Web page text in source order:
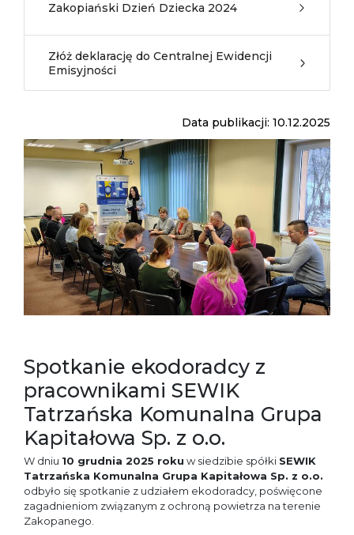
Zakopiański Dzień Dziecka 2024
Złóż deklarację do Centralnej Ewidencji
Emisyjności
Data publikacji: 10.12.2025
Spotkanie ekodoradcy z
pracownikami SEWIK
Tatrzańska Komunalna Grupa
Kapitałowa Sp. z o.o.
W dniu 10 grudnia 2025 roku w siedzibie spółki SEWIK
Tatrzańska Komunalna Grupa Kapitałowa Sp. z o.o.
odbyło się spotkanie z udziałem ekodoradcy, poświęcone
zagadnieniom związanym z ochroną powietrza na terenie
Zakopanego.